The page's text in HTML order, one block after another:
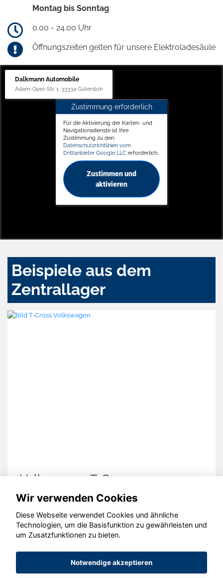
Montag bis Sonntag
0.00 - 24.00 Uhr
Öffnungszeiten gelten für unsere Elektroladesäule
Dalkmann Automobile
Adam-Opel-Str. 1, 33334 Gütersloh
Zustimmung erforderlich
Für die Aktivierung der Karten- und
Navigationsdienste ist Ihre
Zustimmung zu den
Datenschutzrichtlinien vom
Drittanbieter Google LLC erforderlich.
Zustimmen und
aktivieren
Beispiele aus dem
Zentrallager
Volkswagen T-Cross
© konjunkturmotor.de GmbH 2020 - 2026
Wir verwenden Cookies
Diese Webseite verwendet Cookies und ähnliche
Technologien, um die Basisfunktion zu gewährleisten und
um Zusatzfunktionen zu bieten.
Notwendige akzeptieren